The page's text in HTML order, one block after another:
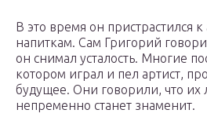
В это время он пристрастился
напиткам. Сам Григорий
он снимал усталость. Многие
котором играл и пел артист,
будущее. Они говорили, что
непременно станет знаменит.